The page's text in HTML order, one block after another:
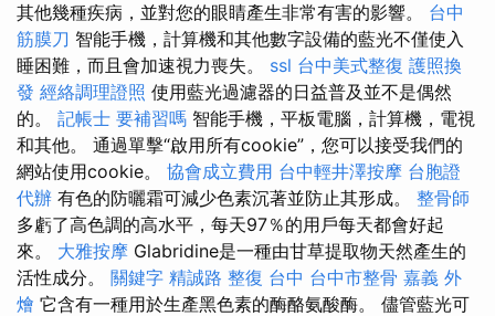
其他幾種疾病，並對您的眼睛產生非常有害的影響。 台中
筋膜刀 智能手機，計算機和其他數字設備的藍光不僅使入
睡困難，而且會加速視力喪失。 ssl 台中美式整復 護照換
發 經絡調理證照 使用藍光過濾器的日益普及並不是偶然
的。 記帳士 要補習嗎 智能手機，平板電腦，計算機，電視
和其他。 通過單擊“啟用所有cookie”，您可以接受我們的
網站使用cookie。 協會成立費用 台中輕井澤按摩 台胞證
代辦 有色的防曬霜可減少色素沉著並防止其形成。 整骨師
多虧了高色調的高水平，每天97％的用戶每天都會好起
來。 大雅按摩 Glabridine是一種由甘草提取物天然產生的
活性成分。 關鍵字 精誠路 整復 台中 台中市整骨 嘉義 外
燴 它含有一種用於生產黑色素的酶酪氨酸酶。 儘管藍光可